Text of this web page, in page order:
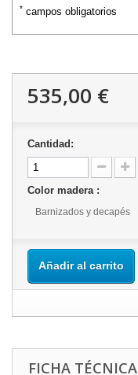
* campos obligatorios
535,00 €
Cantidad:
Color madera :
Barnizados y decapés
Añadir al carrito
FICHA TÉCNICA